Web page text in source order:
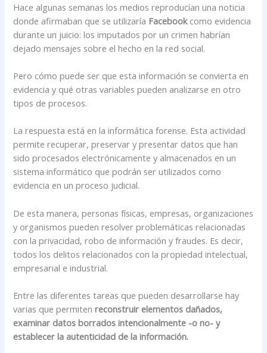
Hace algunas semanas los medios reproducían una noticia
donde afirmaban que se utilizaría Facebook como evidencia
durante un juicio: los imputados por un crimen habrían
dejado mensajes sobre el hecho en la red social.
Pero cómo puede ser que esta información se convierta en
evidencia y qué otras variables pueden analizarse en otro
tipos de procesos.
La respuesta está en la informática forense. Esta actividad
permite recuperar, preservar y presentar datos que han
sido procesados electrónicamente y almacenados en un
sistema informático que podrán ser utilizados como
evidencia en un proceso judicial.
De esta manera, personas físicas, empresas, organizaciones
y organismos pueden resolver problemáticas relacionadas
con la privacidad, robo de información y fraudes. Es decir,
todos los delitos relacionados con la propiedad intelectual,
empresarial e industrial.
Entre las diferentes tareas que pueden desarrollarse hay
varias que permitenreconstruir elementos dañados,
examinar datos borrados intencionalmente -o no- y
establecer la autenticidad de la información.